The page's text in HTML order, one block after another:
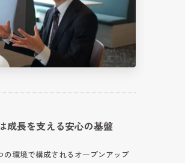
成長を支える安心の基盤
の環境で構成されるオープンアップ